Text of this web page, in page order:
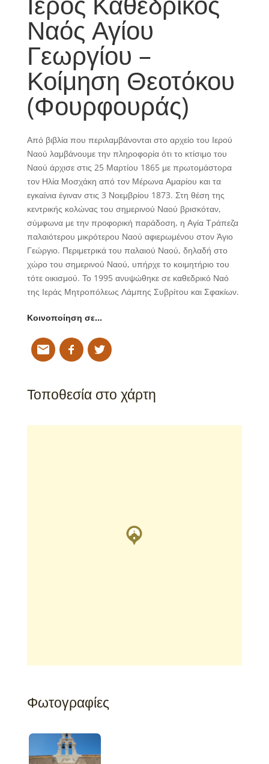
Ναός Αγίου
Γεωργίου –
Κοίμηση Θεοτόκου
(Φουρφουράς)
Από βιβλία που περιλαμβάνονται στο αρχείο του Ιερού
Ναού λαμβάνουμε την πληροφορία ότι το κτίσιμο του
Ναού άρχισε στις 25 Μαρτίου 1865 με πρωτομάστορα
τον Ηλία Μοσχάκη από τον Μέρωνα Αμαρίου και τα
εγκαίνια έγιναν στις 3 Νοεμβρίου 1873. Στη θέση της
κεντρικής κολώνας του σημερινού Ναού βρισκόταν,
σύμφωνα με την προφορική παράδοση, η Αγία Τράπεζα
παλαιότερου μικρότερου Ναού αφιερωμένου στον Άγιο
Γεώργιο. Περιμετρικά του παλαιού Ναού, δηλαδή στο
χώρο του σημερινού Ναού, υπήρχε το κοιμητήριο του
τότε οικισμού. Το 1995 ανυψώθηκε σε καθεδρικό Ναό
της Ιεράς Μητροπόλεως Λάμπης Συβρίτου και Σφακίων.
Κοινοποίηση σε…
Τοποθεσία στο χάρτη
Φωτογραφίες